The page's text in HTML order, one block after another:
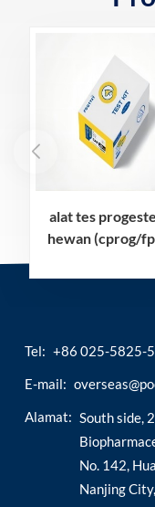
alat tes
hewan (cprog/
Tel: +86 025-5825-
E-mail:
Alamat: South side,
No. 142,
Nanjing